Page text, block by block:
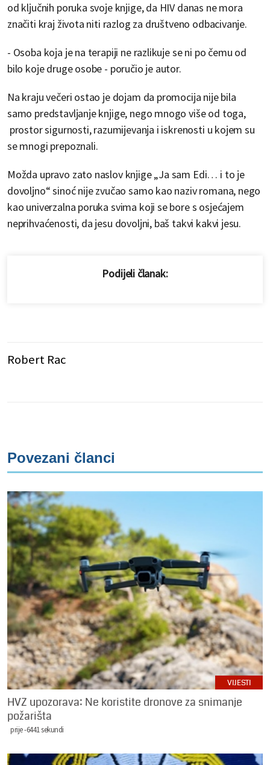
od ključnih poruka svoje knjige, da HIV danas ne mora
značiti kraj života niti razlog za društveno odbacivanje.
- Osoba koja je na terapiji ne razlikuje se ni po čemu od
bilo koje druge osobe - poručio je autor.
Na kraju večeri ostao je dojam da promocija nije bila
samo predstavljanje knjige, nego mnogo više od toga,
prostor sigurnosti, razumijevanja i iskrenosti u kojem su
se mnogi prepoznali.
Možda upravo zato naslov knjige „Ja sam Edi… i to je
dovoljno“ sinoć nije zvučao samo kao naziv romana, nego
kao univerzalna poruka svima koji se bore s osjećajem
neprihvaćenosti, da jesu dovoljni, baš takvi kakvi jesu.
Podijeli članak:
Robert Rac
Povezani članci
VIJESTI
HVZ upozorava: Ne koristite dronove za snimanje
požarišta
prije -6441 sekundi